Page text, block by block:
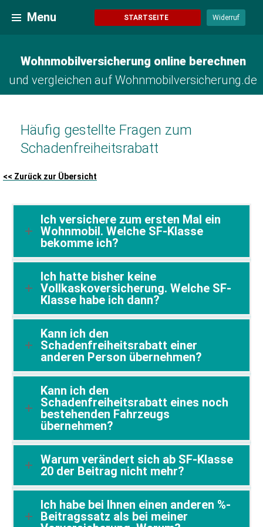
Inhalt
Menu Widerruf
STARTSEITE
Wohnmobilversicherung online berechnen
und vergleichen auf Wohnmobilversicherung.de
Häufig gestellte Fragen zum
Schadenfreiheitsrabatt
<< Zurück zur Übersicht
Ich versichere zum ersten Mal ein
Wohnmobil. Welche SF-Klasse
bekomme ich?
Ich hatte bisher keine
Vollkaskoversicherung. Welche SF-
Klasse habe ich dann?
Kann ich den
Schadenfreiheitsrabatt einer
anderen Person übernehmen?
Kann ich den
Schadenfreiheitsrabatt eines noch
bestehenden Fahrzeugs
übernehmen?
Warum verändert sich ab SF-Klasse
20 der Beitrag nicht mehr?
Ich habe bei Ihnen einen anderen %-
Beitragssatz als bei meiner